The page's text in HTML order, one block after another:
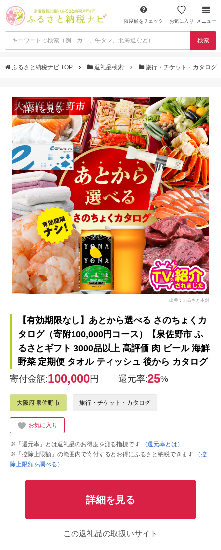
限度額をチェック お気に入り メニュー
検索
ふるさと納税ナビ TOP 返礼品検索 旅行・チケット・カタログ
詳細を見る
出典：ふるさと本舗
【有効期限なし】あとから選べる さのちょくカ
タログ（寄附100,000円コース）【泉佐野市 ふ
るさとギフト 3000品以上 高評価 肉 ビール 海鮮
野菜 定期便 タオル ティッシュ 後から カタログ
寄付金額:100,000円 還元率:25%
大阪府 泉佐野市 旅行・チケット・カタログ
お気に入り
※「還元率」とは返礼品のお得度を測る指標です
（還元率とは）
※「控除上限額」の範囲内で寄付するとお得にふるさと納税できます
（控
除上限額を調べる）
詳細を見る
この返礼品の取扱いサイト